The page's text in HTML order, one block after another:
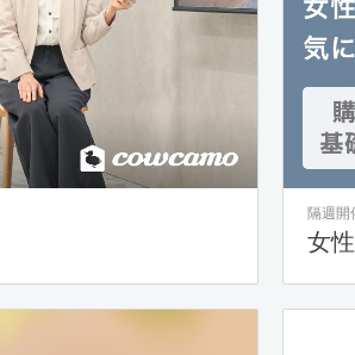
隔週開
女